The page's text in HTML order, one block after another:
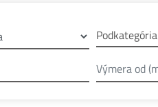
Podkategória